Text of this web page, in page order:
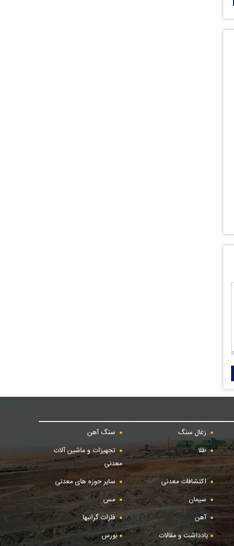
زغال سنگ
سنگ آهن
طلا
تجهیزات و ماشین آلات
معدنی
اکتشافات معدنی
سایر حوزه های معدنی
سیمان
مس
آهن
فلزات گرانبها
یادداشت و مقالات بورس